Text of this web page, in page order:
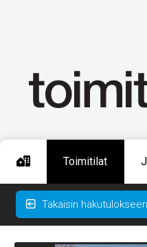
Toimitilat
Takaisin hakutulokseen